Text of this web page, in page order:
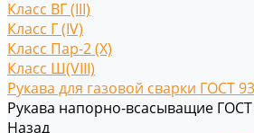
Класс ВГ (III)
Класс Г (IV)
Класс Пар-2 (X)
Класс Ш(VIII)
Рукава для газовой сварки ГОСТ
Рукава напорно-всасыващие ГОСТ
Назад